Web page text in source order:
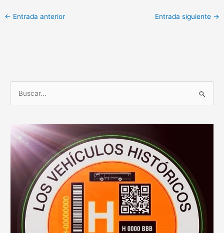
← Entrada anterior Entrada siguiente →
a